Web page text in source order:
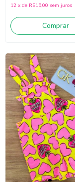
12 x de R$15,00 sem juros
Comprar